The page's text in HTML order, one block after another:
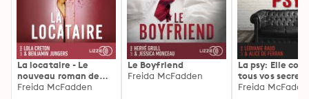
La locataire - Le
nouveau roman de
l'autrice de La femme
Freida McFadden
Le Boyfriend
Freida McFadden
La psy: Elle
tous vos
découvrez les
Freida